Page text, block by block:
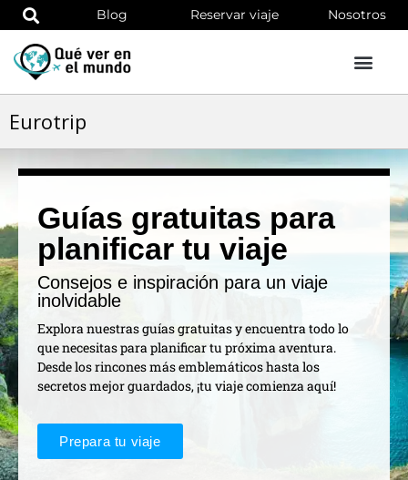
Blog Reservar viaje Nosotros
Eurotrip
Guías gratuitas para
planificar tu viaje
Consejos e inspiración para un viaje
inolvidable
Explora nuestras guías gratuitas y encuentra todo lo
que necesitas para planificar tu próxima aventura.
Desde los rincones más emblemáticos hasta los
secretos mejor guardados, ¡tu viaje comienza aquí!
Prepara tu viaje